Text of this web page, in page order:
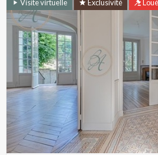
Visite virtuelle Exclusivité